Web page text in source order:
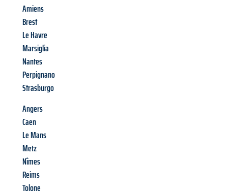
Amiens
Brest
Le Havre
Marsiglia
Nantes
Perpignano
Strasburgo
Angers
Caen
Le Mans
Metz
Nîmes
Reims
Tolone